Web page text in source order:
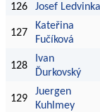
126 Josef Ledvinka
127
Kateřina
Fučíková
128
Ivan
Ďurkovský
129
Juergen
Kuhlmey